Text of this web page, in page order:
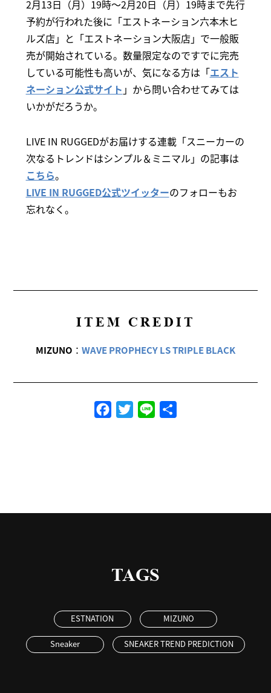
2月13日（月）19時～2月20日（月）19時まで先行
予約が行われた後に「エストネーション六本木ヒ
ルズ店」と「エストネーション大阪店」で一般販
売が開始されている。数量限定なのですでに完売
している可能性も高いが、気になる方は「エスト
ネーション公式サイト 」から問い合わせてみては
いかがだろうか。
LIVE IN RUGGEDがお届けする連載「スニーカーの
次なるトレンドはシンプル＆ミニマル」の記事は
こちら。
LIVE IN RUGGED公式ツイッターのフォローもお
忘れなく。
ITEM CREDIT
MIZUNO ： WAVE PROPHECY LS TRIPLE BLACK
FacebookTwitterLine
TAGS
ESTNATION MIZUNO
Sneaker SNEAKER TREND PREDICTION